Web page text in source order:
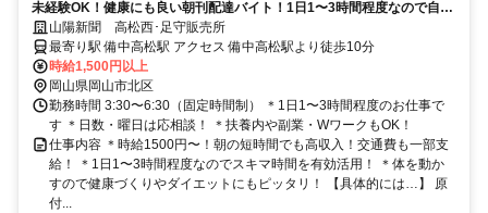
未経験OK！健康にも良い朝刊配達バイト！1日1〜3時間程度なので自分
のペースで働けます！
山陽新聞 高松西･足守販売所
最寄り駅 備中高松駅 アクセス 備中高松駅より徒歩10分
時給1,500円以上
岡山県岡山市北区
勤務時間 3:30〜6:30（固定時間制） ＊1日1〜3時間程度のお仕事で
す ＊日数・曜日は応相談！ ＊扶養内や副業・WワークもOK！
仕事内容 ＊時給1500円〜！朝の短時間でも高収入！交通費も一部支
給！ ＊1日1〜3時間程度なのでスキマ時間を有効活用！ ＊体を動か
すので健康づくりやダイエットにもピッタリ！ 【具体的には…】 原
付...